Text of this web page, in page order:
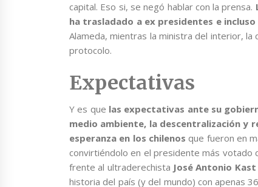
capital. Eso si, se negó hablar con la prensa.
ha trasladado a ex presidentes e incluso
Alameda, mientras la ministra del interior, la
protocolo.
Expectativas
Y es que las expectativas ante su
medio ambiente, la descentralización y
esperanza en los chilenos que fueron en
convirtiéndolo en el presidente más votado
frente al ultraderechista José Antonio Kast
historia del país (y del mundo) con apenas